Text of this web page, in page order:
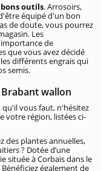
outils. Arrosoirs,
équipé d'un bon
de doute, vous pourrez
Les
de
que vous avez décidé
différents engrais qui
semis.
wallon
qu'il vous faut, n'hésitez
votre région, listées ci-
des plantes annuelles,
? Dotée d’une
située à Corbais dans le
également de